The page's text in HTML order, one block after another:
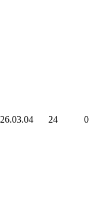
26.03.04 24 0